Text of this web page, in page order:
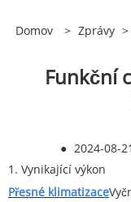
Domov > Zprávy >
Funkční
● 2024-08-21
1. Vynikající výkon
Přesné klimatizace